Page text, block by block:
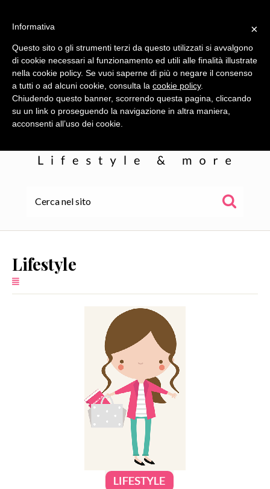
SERVIZI
COLLABORAZIONI
CONTATTI
Lifestyle
×
Informativa
Questo sito o gli strumenti terzi da questo utilizzati si avvalgono
di cookie necessari al funzionamento ed utili alle finalità illustrate
nella cookie policy. Se vuoi saperne di più o negare il consenso
a tutti o ad alcuni cookie, consulta la cookie policy.
Chiudendo questo banner, scorrendo questa pagina, cliccando
su un link o proseguendo la navigazione in altra maniera,
acconsenti all’uso dei cookie.